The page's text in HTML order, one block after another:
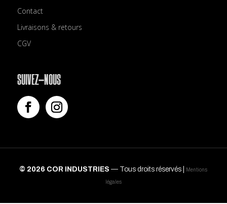
Contact
Livraisons & retours
CGV
SUIVEZ-NOUS
© 2026 COR INDUSTRIES — Tous droits réservés | Mentions
légales